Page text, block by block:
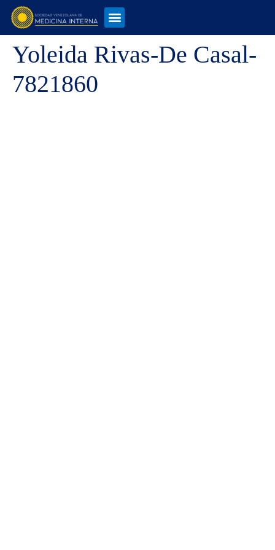
Yoleida Rivas-De Casal-
7821860